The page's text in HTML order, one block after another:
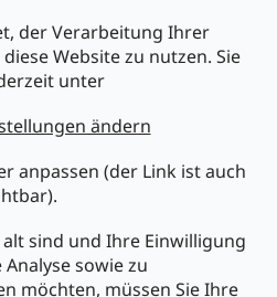
der Verarbeitung Ihrer
Website zu nutzen. Sie
unter
ändern
anpassen (der Link ist auch
alt sind und Ihre Einwilligung
sowie zu
möchten, müssen Sie Ihre
wir werden Ihnen Informationen
E-Shop zusenden.
mükra Newsletter an,
Mit der Anmeldung zum
Einverständnis mit der